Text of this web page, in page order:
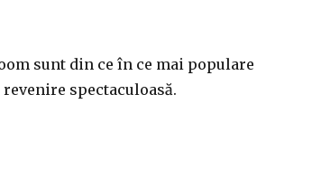
sunt din ce în ce mai populare
spectaculoasă.